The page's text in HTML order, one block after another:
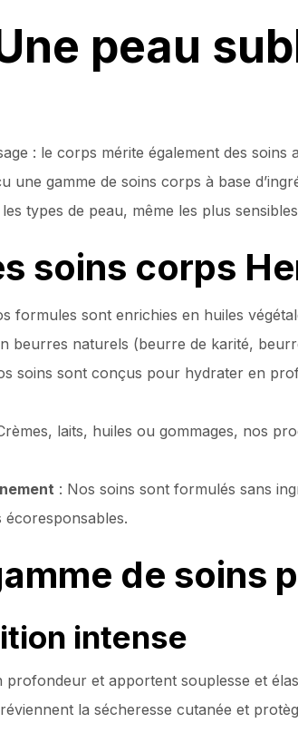
peau
: le corps mérite également des
une gamme de soins corps à base
types de peau, même les plus
soins corps
formules sont enrichies en huiles
beurres naturels (beurre de karité,
soins sont conçus pour hydrater en
laits, huiles ou gommages, nos
: Nos soins sont formulés sans
de soins
intense
profondeur et apportent souplesse et
la sécheresse cutanée et